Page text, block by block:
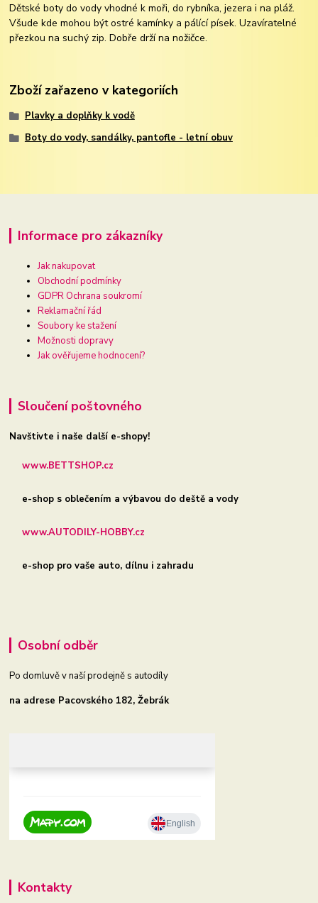
Dětské boty do vody vhodné k moři, do rybníka, jezera i na pláž.
Všude kde mohou být ostré kamínky a pálící písek. Uzavíratelné
přezkou na suchý zip. Dobře drží na nožičce.
Zboží zařazeno v kategoriích
Plavky a doplňky k vodě
Boty do vody, sandálky, pantofle - letní obuv
Informace pro zákazníky
Jak nakupovat
Obchodní podmínky
GDPR Ochrana soukromí
Reklamační řád
Soubory ke stažení
Možnosti dopravy
Jak ověřujeme hodnocení?
Sloučení poštovného
Navštivte i naše další e-shopy!
www.BETTSHOP.cz
e-shop s oblečením a výbavou do deště a vody
www.AUTODILY-HOBBY.cz
e-shop pro vaše auto, dílnu i zahradu
Osobní odběr
Po domluvě v naší prodejně s autodíly
na adrese Pacovského 182, Žebrák
Kontakty